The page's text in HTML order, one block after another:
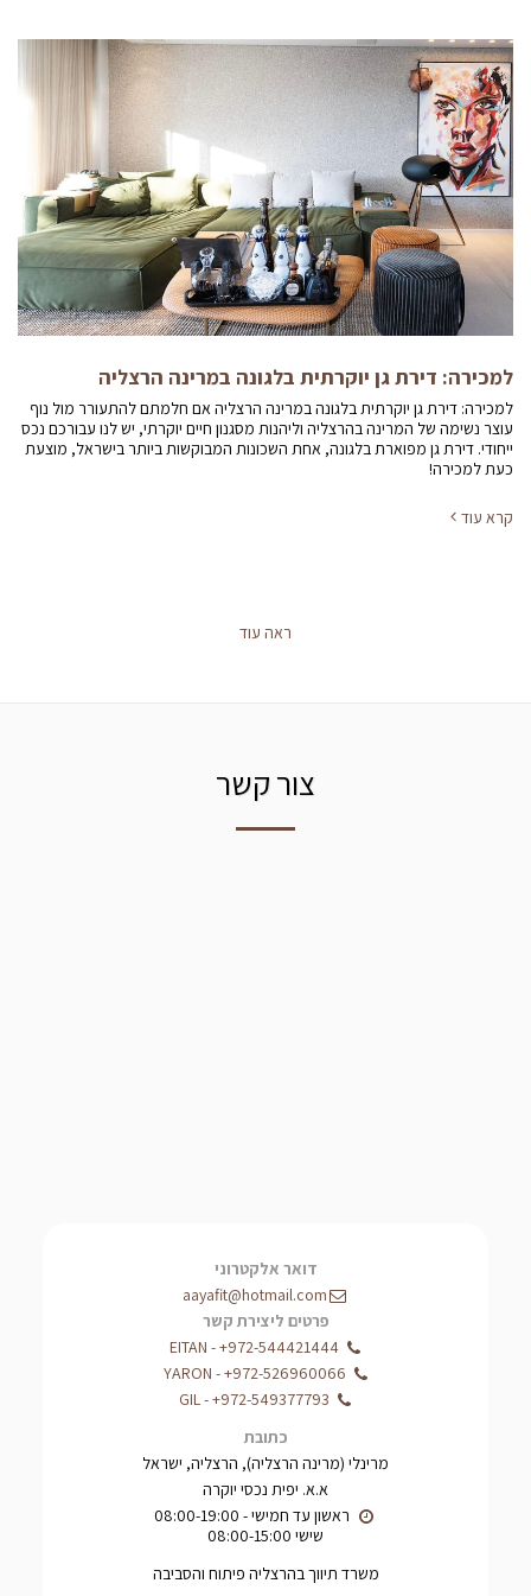
למכירה: דירת גן יוקרתית בלגונה במרינה הרצליה
למכירה: דירת גן יוקרתית בלגונה במרינה הרצליה אם חלמתם להתעורר מול נוף
עוצר נשימה של המרינה בהרצליה וליהנות מסגנון חיים יוקרתי, יש לנו עבורכם נכס
ייחודי. דירת גן מפוארת בלגונה, אחת השכונות המבוקשות ביותר בישראל, מוצעת
כעת למכירה!
קרא עוד
ראה עוד
צור קשר
דואר אלקטרוני
aayafit@hotmail.com
פרטים ליצירת קשר
+972-544421444
-
EITAN
+972-526960066
-
YARON
+972-549377793
-
GIL
כתובת
מרינלי (מרינה הרצליה), הרצליה, ישראל
א.א. יפית נכסי יוקרה
שישי 08:00-15:00
משרד תיווך בהרצליה פיתוח והסביבה